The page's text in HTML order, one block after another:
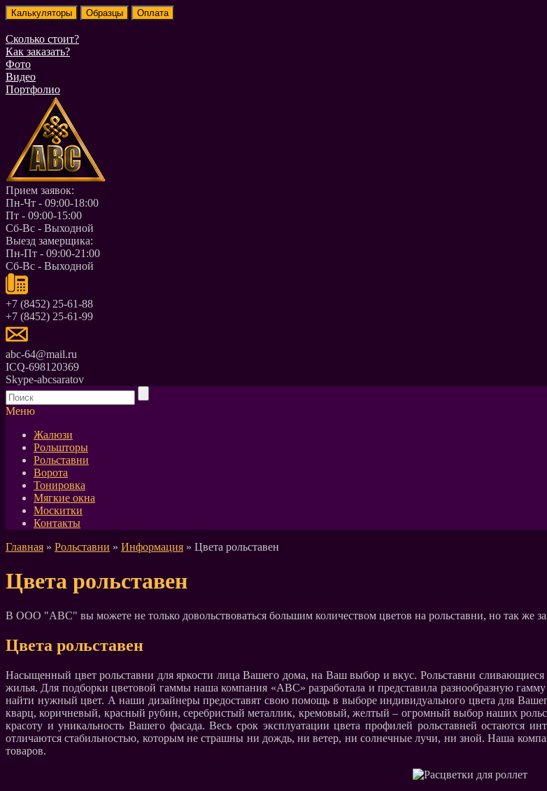
Сколько стоит?
Как заказать?
Фото
Видео
Портфолио
Прием заявок:
Пн-Чт - 09:00-18:00
Пт - 09:00-15:00
Сб-Вс - Выходной
Выезд замерщика:
Пн-Пт - 09:00-21:00
Сб-Вс - Выходной
+7 (8452) 25-61-88
+7 (8452) 25-61-99
abc-64@mail.ru
ICQ-698120369
Skype-abcsaratov
Меню
Жалюзи
Рольшторы
Рольставни
Ворота
Тонировка
Мягкие окна
Москитки
Контакты
Главная » Рольставни » Информация » Цвета рольставен
Цвета рольставен
В ООО "АВС" вы можете не только довольствоваться большим количеством цветов на рольставни, но так же
Цвета рольставен
Насыщенный цвет рольставни для яркости лица Вашего дома, на Ваш выбор и вкус. Рольставни
жилья. Для подборки цветовой гаммы наша компания «АВС» разработала и представила разнообразную
найти нужный цвет. А наши дизайнеры предоставят свою помощь в выборе индивидуального цвета для
кварц, коричневый, красный рубин, серебристый металлик, кремовый, желтый – огромный выбор наших
красоту и уникальность Вашего фасада. Весь срок эксплуатации цвета профилей рольставней остаются
отличаются стабильностью, которым не страшны ни дождь, ни ветер, ни солнечные лучи, ни зной. Наша
товаров.